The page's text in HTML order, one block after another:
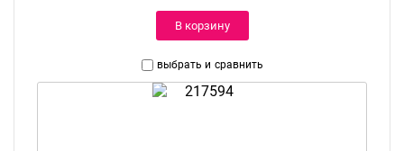
В корзину
выбрать и сравнить